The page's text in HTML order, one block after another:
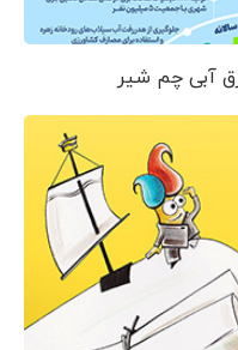
آبی چم شیر